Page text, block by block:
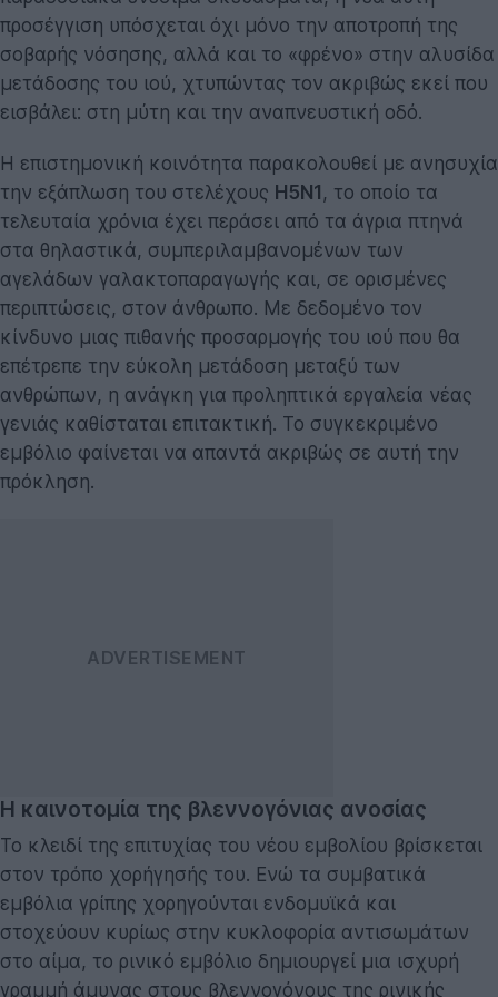
προσέγγιση υπόσχεται όχι μόνο την αποτροπή της
σοβαρής νόσησης, αλλά και το «φρένο» στην αλυσίδα
μετάδοσης του ιού, χτυπώντας τον ακριβώς εκεί που
εισβάλει: στη μύτη και την αναπνευστική οδό.
Η επιστημονική κοινότητα παρακολουθεί με ανησυχία
την εξάπλωση του στελέχους H5N1 , το οποίο τα
τελευταία χρόνια έχει περάσει από τα άγρια πτηνά
στα θηλαστικά, συμπεριλαμβανομένων των
αγελάδων γαλακτοπαραγωγής και, σε ορισμένες
περιπτώσεις, στον άνθρωπο. Με δεδομένο τον
κίνδυνο μιας πιθανής προσαρμογής του ιού που θα
επέτρεπε την εύκολη μετάδοση μεταξύ των
ανθρώπων, η ανάγκη για προληπτικά εργαλεία νέας
γενιάς καθίσταται επιτακτική. Το συγκεκριμένο
εμβόλιο φαίνεται να απαντά ακριβώς σε αυτή την
πρόκληση.
Η καινοτομία της βλεννογόνιας ανοσίας
Το κλειδί της επιτυχίας του νέου εμβολίου βρίσκεται
στον τρόπο χορήγησής του. Ενώ τα συμβατικά
εμβόλια γρίπης χορηγούνται ενδομυϊκά και
στοχεύουν κυρίως στην κυκλοφορία αντισωμάτων
στο αίμα, το ρινικό εμβόλιο δημιουργεί μια ισχυρή
γραμμή άμυνας στους βλεννογόνους της ρινικής